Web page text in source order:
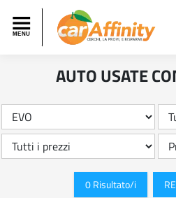
AUTO USATE
0 Risultato/i